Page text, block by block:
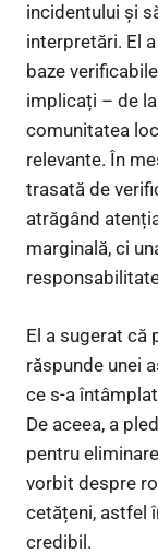
incidentului și
interpretări. El
baze
implicați – de
comunitatea
relevante. În
trasată de
atrăgând
marginală, ci
El a sugerat că
răspunde unei
ce s-a
De aceea, a
pentru
vorbit despre
cetățeni, astfel
credibil.